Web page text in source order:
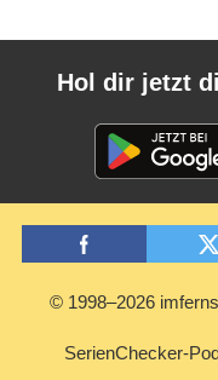
Hol dir jetzt
© 1998–2026
SerienChecker-